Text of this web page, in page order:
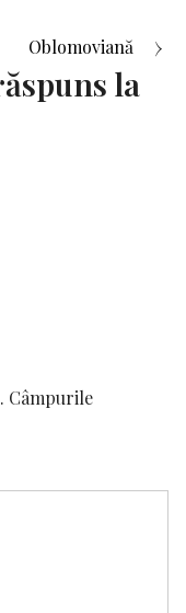
Oblomoviană
la
Câmpurile